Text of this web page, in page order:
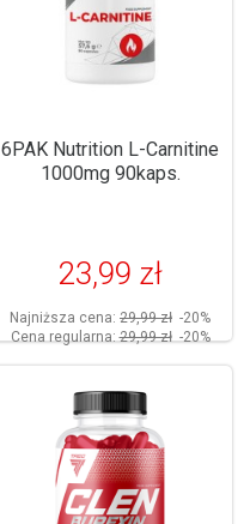
6PAK Nutrition L-Carnitine
1000mg 90kaps.
23,99 zł
Najniższa cena: 29,99 zł -20%
Cena regularna:29,99 zł -20%